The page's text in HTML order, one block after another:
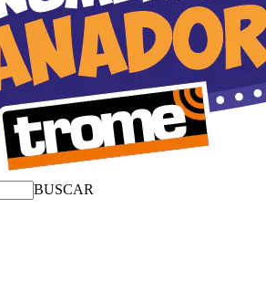
BUSCAR